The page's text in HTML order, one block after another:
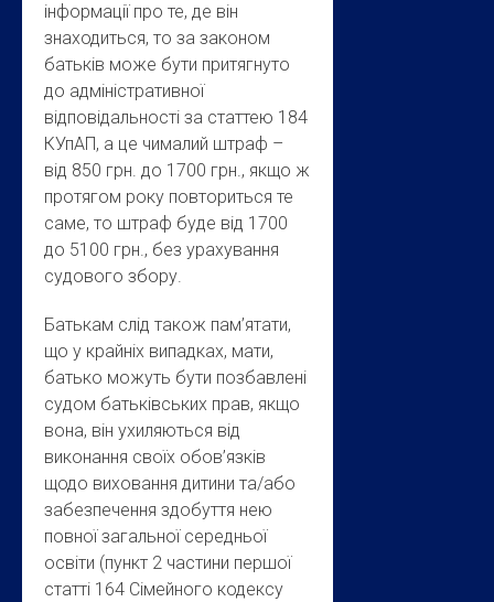
інформації про те, де він
знаходиться, то за законом
батьків може бути притягнуто
до адміністративної
відповідальності за статтею 184
КУпАП, а це чималий штраф –
від 850 грн. до 1700 грн., якщо ж
протягом року повториться те
саме, то штраф буде від 1700
до 5100 грн., без урахування
судового збору.
Батькам слід також пам’ятати,
що у крайніх випадках, мати,
батько можуть бути позбавлені
судом батьківських прав, якщо
вона, він ухиляються від
виконання своїх обов’язків
щодо виховання дитини та/або
забезпечення здобуття нею
повної загальної середньої
освіти (пункт 2 частини першої
статті 164 Сімейного кодексу